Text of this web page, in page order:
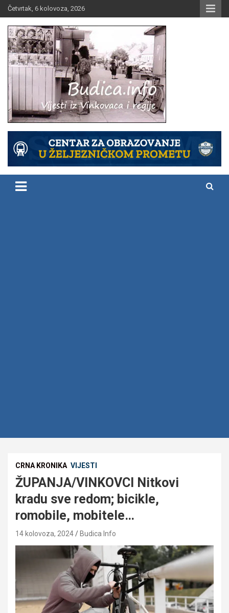
Skip
to
content
Četvrtak, 6 kolovoza, 2026
Budica.info
CRNA KRONIKA VIJESTI
ŽUPANJA/VINKOVCI Nitkovi
kradu sve redom; bicikle,
romobile, mobitele…
14 kolovoza, 2024 Budica Info